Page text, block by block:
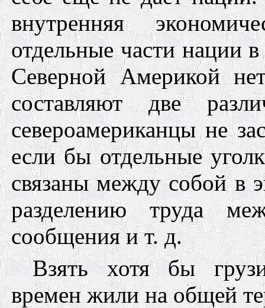
внутренняя
отдельные части нации
Северной Америкой
составляют две
североамериканцы не
если бы отдельные
связаны между собой в
разделению труда
сообщения и т. д.
Взять хотя бы
времен жили на общей